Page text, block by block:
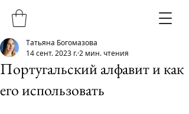
Португальский алфавит и как
его использовать
Татьяна Богомазова
14 сент. 2023 г. 2 мин. чтения